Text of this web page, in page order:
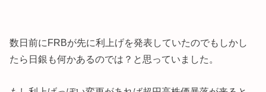
数日前にFRBが先に利上げを発表していたのでもしかし
たら日銀も何かあるのでは？と思っていました。